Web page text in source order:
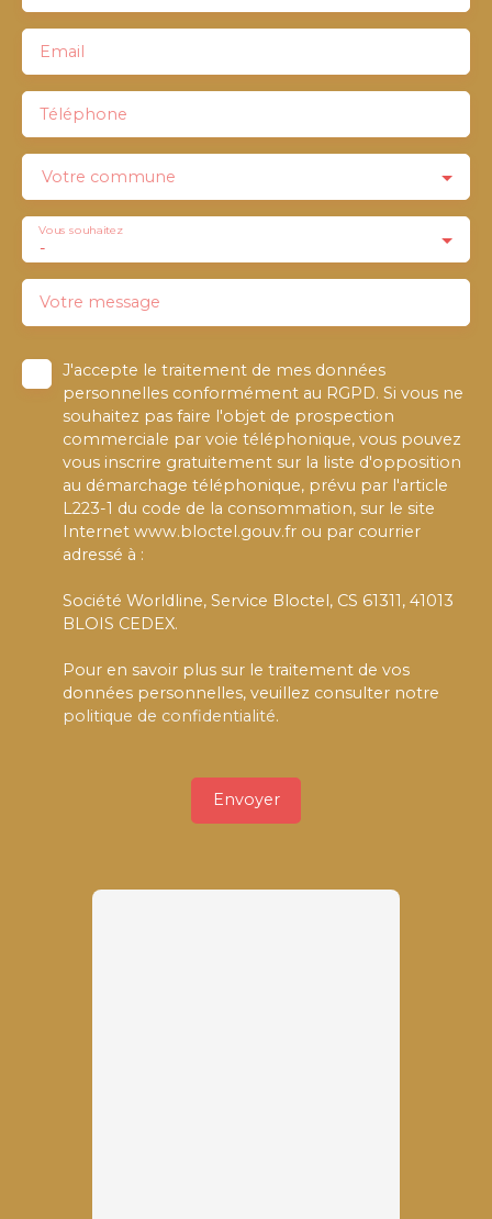
Email
Téléphone
Votre commune
-
Vous souhaitez
Votre message
J'accepte le traitement de mes données
personnelles conformément au RGPD. Si vous ne
souhaitez pas faire l'objet de prospection
commerciale par voie téléphonique, vous pouvez
vous inscrire gratuitement sur la liste d'opposition
au démarchage téléphonique, prévu par l'article
L223-1 du code de la consommation, sur le site
Internet www.bloctel.gouv.fr ou par courrier
adressé à :
Société Worldline, Service Bloctel, CS 61311, 41013
BLOIS CEDEX.
Pour en savoir plus sur le traitement de vos
données personnelles, veuillez consulter notre
politique de confidentialité.
Envoyer